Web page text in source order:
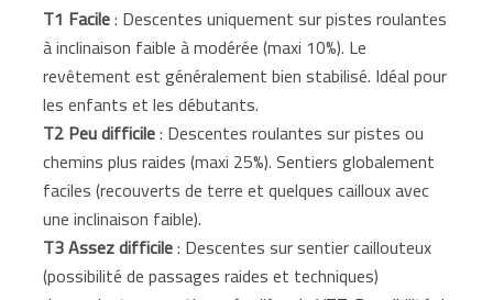
T1 Facile: Descentes uniquement sur pistes roulantes
à inclinaison faible à modérée (maxi 10%). Le
revêtement est généralement bien stabilisé. Idéal pour
les enfants et les débutants.
T2 Peu difficile: Descentes roulantes sur pistes ou
chemins plus raides (maxi 25%). Sentiers globalement
faciles (recouverts de terre et quelques cailloux avec
une inclinaison faible).
T3 Assez difficile: Descentes sur sentier caillouteux
(possibilité de passages raides et techniques)